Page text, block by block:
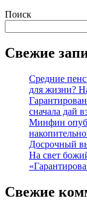
Поиск
Свежие
Средние
для жизни?
сначала дай
Минфин
Досрочный
На свет
Свежие